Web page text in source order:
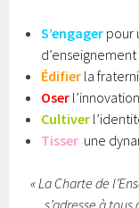
S’engager pour
d’enseignement
Édifier la
Oser
Cultiver
Tisser une
« La Charte de
s’adresse à